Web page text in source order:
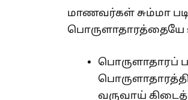
மாணவர்கள் சும்மா
பொருளாதாரத்தையே
பொருளாதாரப்
வருவாய்